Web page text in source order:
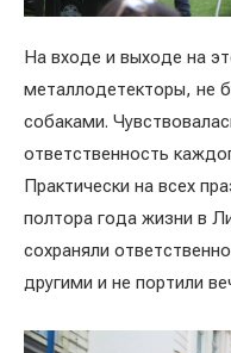
На входе и выходе на
металлодетекторы, не
собаками.
ответственность
Практически на всех
полтора года жизни в
сохраняли
другими и не портили